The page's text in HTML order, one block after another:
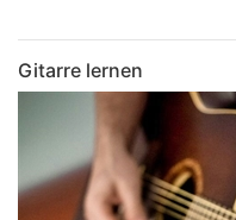
Gitarre lernen